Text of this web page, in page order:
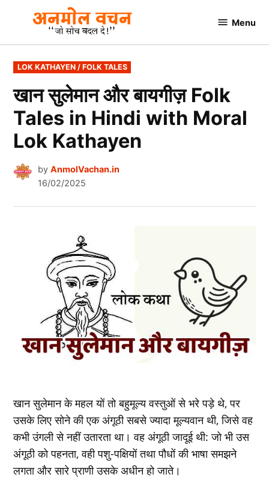
content
AnmolVachan.in
Menu
POSTED
IN
LOK KATHAYEN / FOLK TALES
खान सुलेमान और बायगीज़ Folk
Tales in Hindi with Moral
Lok Kathayen
by AnmolVachan.in
16/02/2025
खान सुलेमान के महल यों तो बहुमूल्‍य वस्‍तुओं से भरे पड़े थे, पर
उसके लिए सोने की एक अंगूठी सबसे ज्यादा मूल्‍यवान थी, जिसे वह
कभी उंगली से नहीं उतारता था। वह अंगूठी जादूई थी: जो भी उस
अंगूठी को पहनता, वही पशु-पक्षियों तथा पौधों की भाषा समझने
लगता और सारे प्राणी उसके अधीन हो जाते।